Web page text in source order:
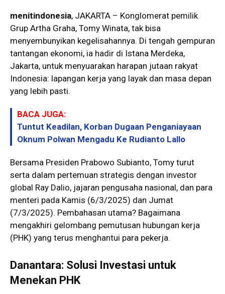
menitindonesia, JAKARTA – Konglomerat pemilik
Grup Artha Graha, Tomy Winata, tak bisa
menyembunyikan kegelisahannya. Di tengah gempuran
tantangan ekonomi, ia hadir di Istana Merdeka,
Jakarta, untuk menyuarakan harapan jutaan rakyat
Indonesia: lapangan kerja yang layak dan masa depan
yang lebih pasti.
BACA JUGA:
Tuntut Keadilan, Korban Dugaan Penganiayaan
Oknum Polwan Mengadu Ke Rudianto Lallo
Bersama Presiden Prabowo Subianto, Tomy turut
serta dalam pertemuan strategis dengan investor
global Ray Dalio, jajaran pengusaha nasional, dan para
menteri pada Kamis (6/3/2025) dan Jumat
(7/3/2025). Pembahasan utama? Bagaimana
mengakhiri gelombang pemutusan hubungan kerja
(PHK) yang terus menghantui para pekerja.
Danantara: Solusi Investasi untuk
Menekan PHK